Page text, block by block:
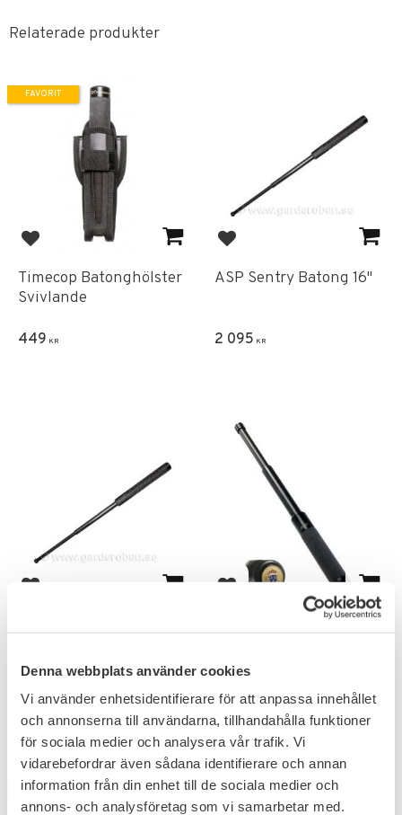
Denna webbplats använder cookies
Vi använder enhetsidentifierare för att anpassa innehållet
och annonserna till användarna, tillhandahålla funktioner
för sociala medier och analysera vår trafik. Vi
vidarebefordrar även sådana identifierare och annan
information från din enhet till de sociala medier och
annons- och analysföretag som vi samarbetar med.
Relaterade produkter
Lägg till i favoriter
Timecop Batonghölster
Svivlande
449 KR
FAVORIT
Lägg till i favoriter
ASP Sentry Batong 16"
2 095 KR
Lägg till i favoriter
ASP Talon 16" Batong
FAVORIT